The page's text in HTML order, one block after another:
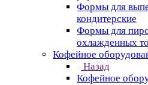
Формы для
кондитерские
Формы для
охлажденных
Кофейное
Назад
Кофейное